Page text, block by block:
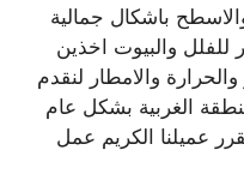
باشكال جمالية
للفلل والبيوت اخذين
والحرارة والامطار لنقدم
الغربية بشكل عام
عميلنا الكريم عمل